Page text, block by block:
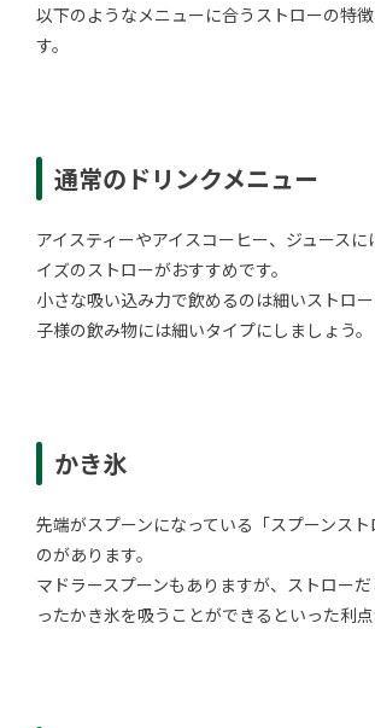
以下のようなメニューに合うストローの特
す。
通常のドリンクメニュー
アイスティーやアイスコーヒー、ジュース
イズのストローがおすすめです。
小さな吸い込み力で飲めるのは細いストロ
子様の飲み物には細いタイプにしましょう。
かき氷
先端がスプーンになっている「スプーンス
のがあります。
マドラースプーンもありますが、ストロー
ったかき氷を吸うことができるといった利点